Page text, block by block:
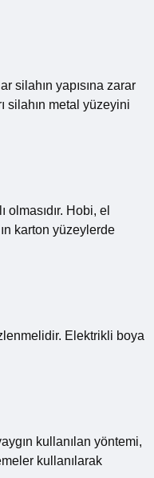
silahın yapısına zarar
silahın metal yüzeyini
Hobi, el
karton yüzeylerde
Elektrikli boya
kullanılan yöntemi,
kullanılarak